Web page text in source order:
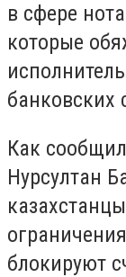
в сфере
которые
банковских
Как
Нурсултан
блокируют